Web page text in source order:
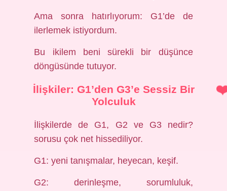
Ama sonra hatırlıyorum: G1’de de
ilerlemek istiyordum.
Bu ikilem beni sürekli bir düşünce
döngüsünde tutuyor.
İlişkiler: G1’den G3’e Sessiz Bir
Yolculuk
İlişkilerde de G1, G2 ve G3 nedir?
sorusu çok net hissediliyor.
G1: yeni tanışmalar, heyecan, keşif.
G2: derinleşme, sorumluluk,